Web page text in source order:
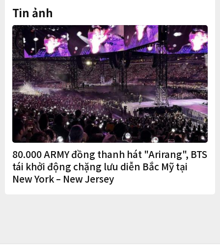
Tin ảnh
80.000 ARMY đồng thanh hát "Arirang", BTS
tái khởi động chặng lưu diễn Bắc Mỹ tại
New York – New Jersey